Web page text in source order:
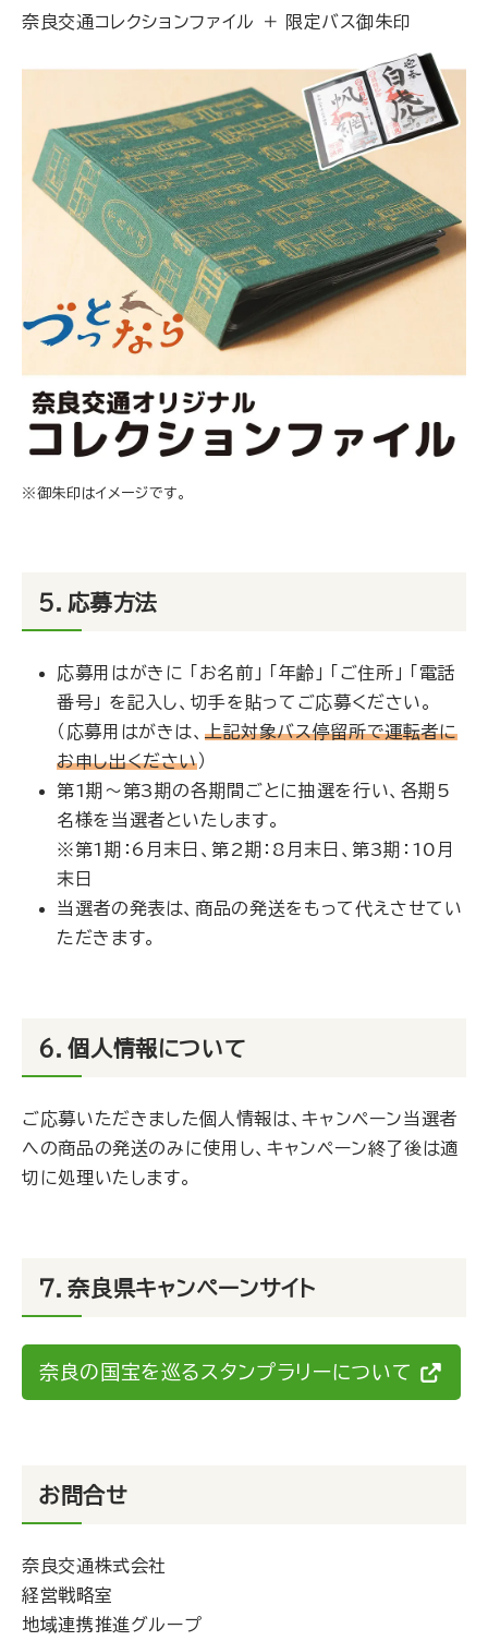
奈良交通コレクションファイル ＋ 限定バス御朱印
※御朱印はイメージです。
５．応募方法
応募用はがきに 「お名前」 「年齢」 「ご住所」 「電話
番号」 を記入し、切手を貼ってご応募ください。
（応募用はがきは、 上記対象バス停留所で運転者に
お申し出ください）
第1期～第3期の各期間ごとに抽選を行い、各期5
名様を当選者といたします。
※第1期：6月末日、第2期：8月末日、第3期：10月
末日
当選者の発表は、商品の発送をもって代えさせてい
ただきます。
６．個人情報について
ご応募いただきました個人情報は、キャンペーン当選者
への商品の発送のみに使用し、キャンペーン終了後は適
切に処理いたします。
７．奈良県キャンペーンサイト
奈良の国宝を巡るスタンプラリーについて
お問合せ
奈良交通株式会社
経営戦略室
地域連携推進グループ